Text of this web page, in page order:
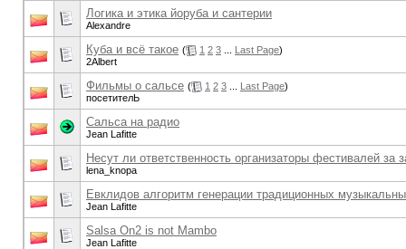
Логика и этика йоруба и сантерии
Alexandre
Куба и всё такое ( 1 2 3 Last Page)
2Albert
Фильмы о сальсе ( 1 2 3 Last Page)
посетителЬ
Сальса на радио
Jean Lafitte
Несут ли ответственность организаторы фестивалей
lena_knopa
Евклидов алгоритм генерации традиционных
Jean Lafitte
Salsa On2 is not Mambo
Jean Lafitte